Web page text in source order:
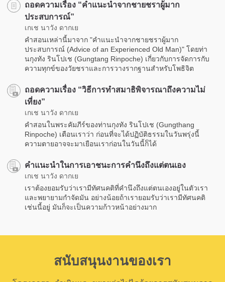
ถอดความเรื่อง “คำแนะนำจากชายชราผู้มาก
ประสบการณ์”
เกเช นาวัง ดากเย
คำสอนเหล่านี้มาจาก "คำแนะนำจากชายชราผู้มาก
ประสบการณ์ (Advice of an Experienced Old Man)" โดยท่า
นกุงทัง รินโปเช (Gungtang Rinpoche) เกี่ยวกับการจัดการกับ
ความทุกข์ของวัยชราและการวางรากฐานสำหรับโพธิจิต
ถอดความเรื่อง “วิธีการทำสมาธิพิจารณาถึงความไม่
เที่ยง”
เกเช นาวัง ดากเย
คำสอนในพระคัมภีร์ของท่านกุงทัง รินโปเช (Gungthang
Rinpoche) เตือนเราว่า ก่อนที่จะได้ปฏิบัติธรรมในวันพรุ่งนี้
ความตายอาจจะมาเยือนเราก่อนในวันนี้ก็ได้
คำแนะนำในการเอาชนะการคำนึงถึงแต่ตนเอง
เกเช นาวัง ดากเย
เราต้องยอมรับว่าเรามีทัศนคติที่คำนึงถึงแต่ตนเองอยู่ในตัวเรา
และพยายามกำจัดมัน อย่างน้อยถ้าเรายอมรับว่าเรามีทัศนคติ
เช่นนี้อยู่ มันก็จะเป็นความก้าวหน้าอย่างมาก
สนับสนุนงานของเรา